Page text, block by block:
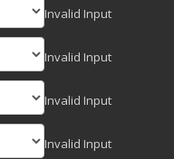
Invalid Input
Invalid Input
Invalid Input
Invalid Input